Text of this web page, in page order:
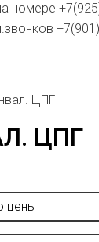
номере
+7(901)
ЦПГ
ЦПГ